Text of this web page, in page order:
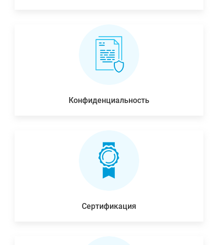
Конфиденциальность
Сертификация